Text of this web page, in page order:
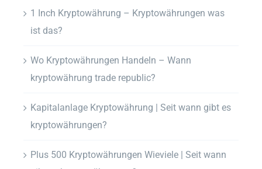
1 Inch Kryptowährung – Kryptowährungen was
ist das?
Wo Kryptowährungen Handeln – Wann
kryptowährung trade republic?
Kapitalanlage Kryptowährung | Seit wann gibt es
kryptowährungen?
Plus 500 Kryptowährungen Wieviele | Seit wann